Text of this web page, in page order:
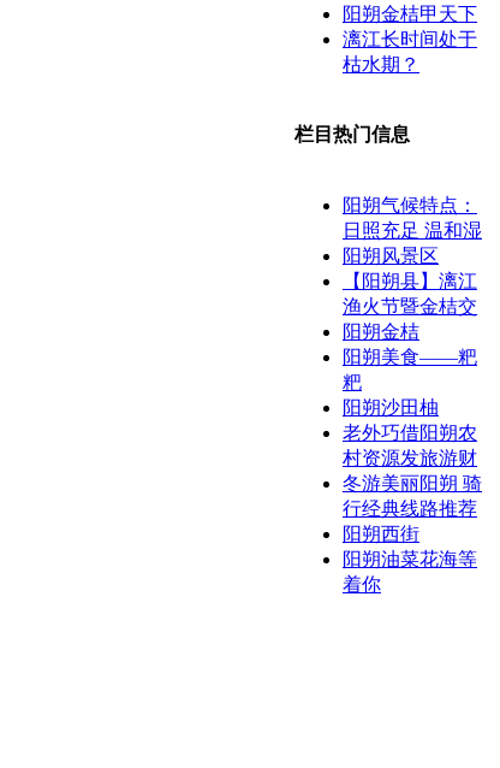
阳朔金桔甲天下
漓江长时间处于
枯水期？
栏目热门信息
阳朔气候特点：
日照充足 温和湿
阳朔风景区
【阳朔县】漓江
渔火节暨金桔交
阳朔金桔
阳朔美食——粑
粑
阳朔沙田柚
老外巧借阳朔农
村资源发旅游财
冬游美丽阳朔 骑
行经典线路推荐
阳朔西街
阳朔油菜花海等
着你